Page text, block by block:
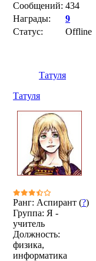
Сообщений: 434
Награды:
9
Статус:
Offline
Татуля
Татуля
Ранг: Аспирант (?)
Группа: Я -
учитель
Должность:
физика,
информатика